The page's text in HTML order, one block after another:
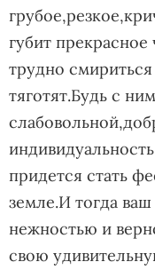
губит
трудно
тяготят.Будь с
придется стать
земле.И тогда
нежностью и
свою